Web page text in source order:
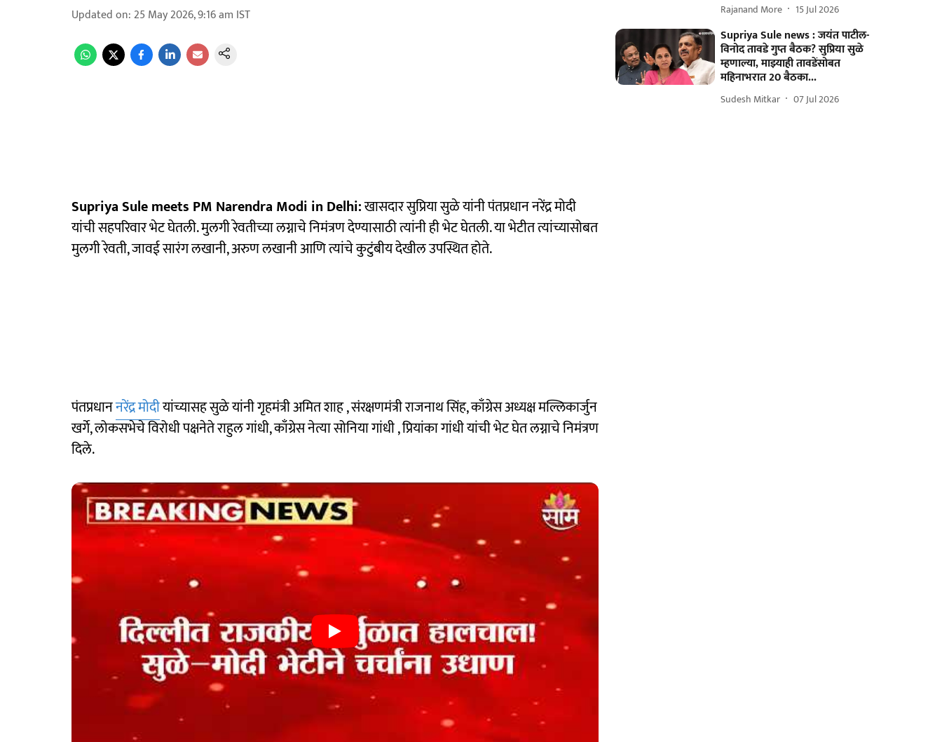
Updated on: 25 May 2026, 9:16 am IST
Supriya Sule meets PM Narendra Modi in Delhi:खासदार सुप्रिया सुळे यांनी पंतप्रधान नरेंद्र मोदी
यांची सहपरिवार भेट घेतली. मुलगी रेवतीच्या लग्नाचे निमंत्रण देण्यासाठी त्यांनी ही भेट घेतली. या भेटीत त्यांच्यासोबत
मुलगी रेवती, जावई सारंग लखानी, अरुण लखानी आणि त्यांचे कुटुंबीय देखील उपस्थित होते.
पंतप्रधाननरेंद्र मोदीयांच्यासह सुळे यांनी गृहमंत्री अमित शाह , संरक्षणमंत्री राजनाथ सिंह, काँग्रेस अध्यक्ष मल्लिकार्जुन
खर्गे, लोकसभेचे विरोधी पक्षनेते राहुल गांधी, काँग्रेस नेत्या सोनिया गांधी , प्रियांका गांधी यांची भेट घेत लग्नाचे निमंत्रण
दिले.
Rajanand More 15 Jul 2026
Supriya Sule news : जयंत पाटील-
विनोद तावडे गुप्त बैठक? सुप्रिया सुळे
म्हणाल्या, माझ्याही तावडेंसोबत
महिनाभरात 20 बैठका...
Sudesh Mitkar 07 Jul 2026